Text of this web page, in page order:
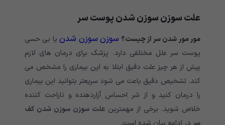
علت سوزن سوزن شدن پوست سر
مور مور شدن سر از چیست؟ سوزن سوزن شدنیا بی حسی
پوست سر علل مختلفی دارد. پزشک برای درمان های لازم
پیش از هر چیز علت دقیق ابتلا به این بیماری را مشخص می
کند. تشخیص دقیق باعث می شود سریعتر بتوانید این بیماری
را درمان کنید و از شر احساس آزاردهنده و ناراحت کننده
خلاص شوید. برخی از مهمترین علت سوزن سوزن شدن کف